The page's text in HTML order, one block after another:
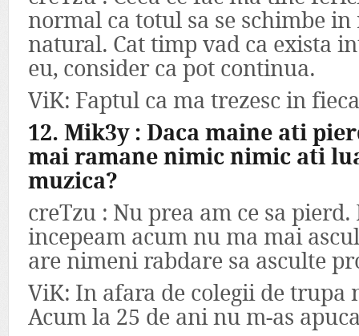
normal ca totul sa se schimbe
natural. Cat timp vad ca exista
eu, consider ca pot continua.
ViK: Faptul ca ma trezesc in
12. Mik3y : Daca maine ati
mai ramane nimic nimic ati
muzica?
creTzu : Nu prea am ce sa
incepeam acum nu ma mai
are nimeni rabdare sa asculte
ViK: In afara de colegii de trupa
Acum la 25 de ani nu m-as